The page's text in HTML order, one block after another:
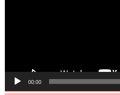
00:00